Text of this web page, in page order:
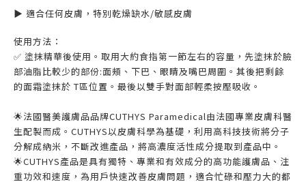
▶️ 適合任何皮膚 ，特別乾燥缺水/敏感皮膚
使用方法：
✅ 塗抹精華後使用。取用大約食指第一節左右的容量，先塗抹於臉
部油脂比較少的部份:面頰、下巴、眼睛及嘴巴周圍。其後把剩餘
的面霜塗抹於 T區位置。最後以雙手對面部輕柔按壓吸收。
🌟法國醫美護膚品品牌CUTHYS Paramedical由法國專業皮膚科醫
生配製而成。CUTHYS以皮膚科學為基礎，利用高科技技術將分子
分解成納米，不斷改進產品，將高濃度活性成分提取到產品中。
🌟CUTHYS產品是具有獨特、專業和有效成分的高功能護膚品 、 注
重功效和速度，為用戶快速改善皮膚問題，適合忙碌和壓力大的都